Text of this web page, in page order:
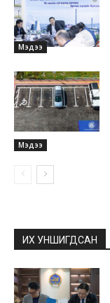
Мэдээ
Мэдээ
ИХ УНШИГДСАН